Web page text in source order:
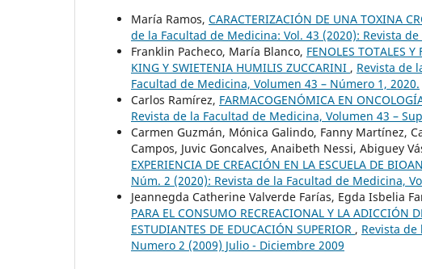
María Ramos, CARACTERIZACIÓN DE UNA TOXINA
de la Facultad de Medicina: Vol. 43 (2020): Revista
Franklin Pacheco, María Blanco, FENOLES TOTALES
KING Y SWIETENIA HUMILIS ZUCCARINI , Revista de
Facultad de Medicina, Volumen 43 – Número 1, 2020.
Carlos Ramírez, FARMACOGENÓMICA EN
Revista de la Facultad de Medicina, Volumen 43 –
Carmen Guzmán, Mónica Galindo, Fanny Martínez,
Campos, Juvic Goncalves, Anaibeth Nessi, Abiguey
EXPERIENCIA DE CREACIÓN EN LA ESCUELA DE
Núm. 2 (2020): Revista de la Facultad de Medicina,
Jeannegda Catherine Valverde Farías, Egda Isbelia
PARA EL CONSUMO RECREACIONAL Y LA ADICCIÓN
ESTUDIANTES DE EDUCACIÓN SUPERIOR , Revista
Numero 2 (2009) Julio - Diciembre 2009